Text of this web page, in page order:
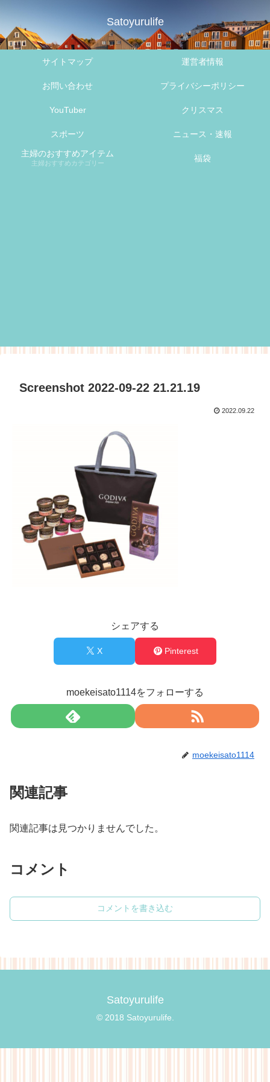
Satoyurulife
サイトマップ 運営者情報
お問い合わせ プライバシーポリシー
YouTuber クリスマス
スポーツ
ニュース・速報
主婦のおすすめアイテム
主婦おすすめカテゴリー 福袋
Screenshot 2022-09-22 21.21.19
2022.09.22
シェアする
X Pinterest
moekeisato1114をフォローする
moekeisato1114
関連記事
関連記事は見つかりませんでした。
コメント
コメントを書き込む
Satoyurulife
© 2018 Satoyurulife.